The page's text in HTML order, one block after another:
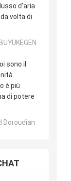
d'aria
volta di
sono il
è più
di potere